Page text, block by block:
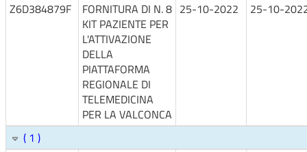
Z6D384879F
FORNITURA DI N. 8
KIT PAZIENTE PER
L'ATTIVAZIONE
DELLA
PIATTAFORMA
REGIONALE DI
TELEMEDICINA
PER LA VALCONCA
25-10-2022 25-10-
( 1 )